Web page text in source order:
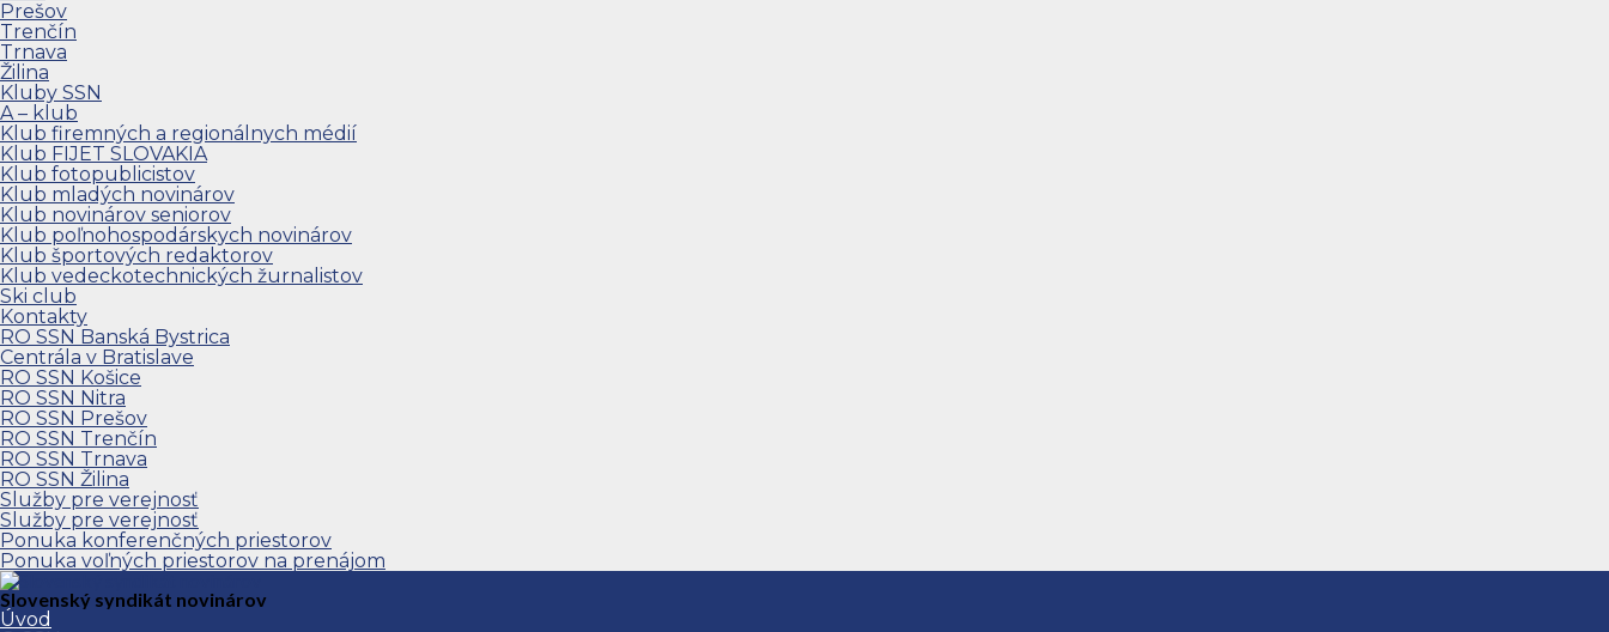
Prešov
Trenčín
Trnava
Žilina
Kluby SSN
A – klub
Klub firemných a regionálnych médií
Klub FIJET SLOVAKIA
Klub fotopublicistov
Klub mladých novinárov
Klub novinárov seniorov
Klub poľnohospodárskych novinárov
Klub športových redaktorov
Klub vedeckotechnických žurnalistov
Ski club
Kontakty
RO SSN Banská Bystrica
Centrála v Bratislave
RO SSN Košice
RO SSN Nitra
RO SSN Prešov
RO SSN Trenčín
RO SSN Trnava
RO SSN Žilina
Služby pre verejnosť
Služby pre verejnosť
Ponuka konferenčných priestorov
Ponuka voľných priestorov na prenájom
Slovenský syndikát novinárov
Úvod